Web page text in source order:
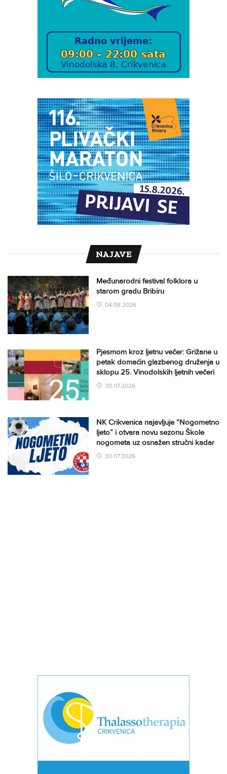
NAJAVE
Međunarodni festival folklora u
starom gradu Bribiru
04.08.2026
Pjesmom kroz ljetnu večer: Grižane u
petak domaćin glazbenog druženja u
sklopu 25. Vinodolskih ljetnih večeri
30.07.2026
NK Crikvenica najavljuje “Nogometno
ljeto” i otvara novu sezonu Škole
nogometa uz osnažen stručni kadar
30.07.2026